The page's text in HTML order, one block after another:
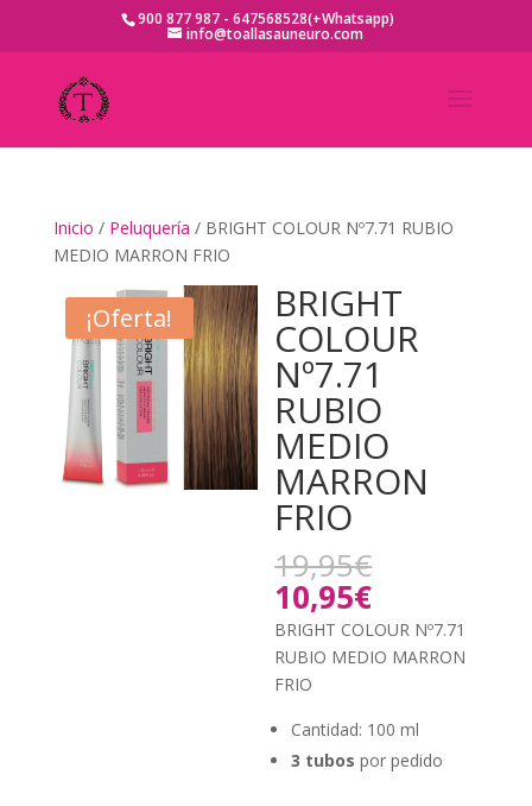
900 877 987 - 647568528(+Whatsapp)
info@toallasauneuro.com
Inicio / Peluquería / BRIGHT COLOUR Nº7.71 RUBIO
MEDIO MARRON FRIO
¡Oferta! BRIGHT
COLOUR
Nº7.71
RUBIO
MEDIO
MARRON
FRIO
19,95€
original
era:
19,95€.
10,95€El
precio
actual
es:
BRIGHT COLOUR Nº7.71
RUBIO MEDIO MARRON
FRIO
Cantidad: 100 ml
3 tubos por pedido